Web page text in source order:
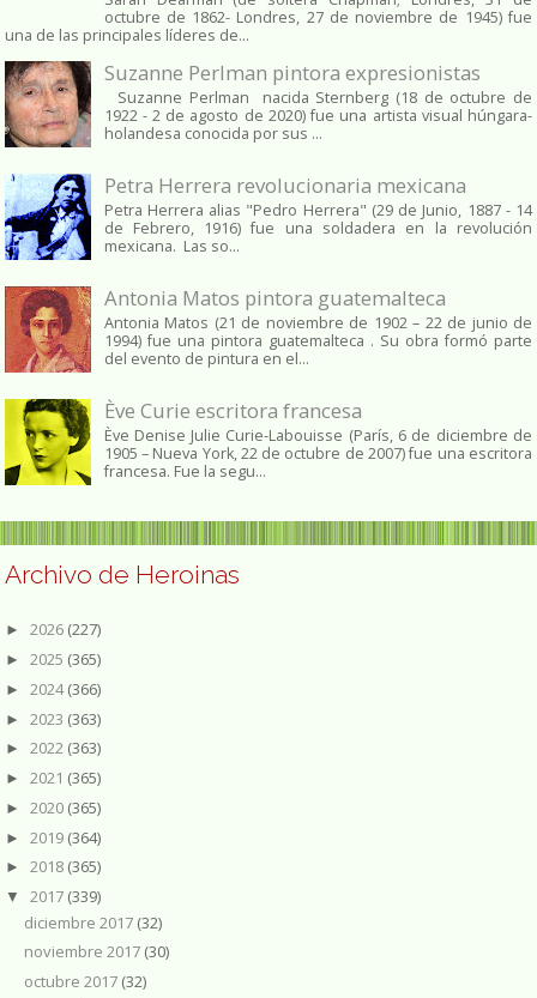
octubre de 1862​- Londres, 27 de noviembre de 1945)​ fue
una de las principales líderes de...
Suzanne Perlman pintora expresionistas
Suzanne Perlman nacida Sternberg (18 de octubre de
1922 - 2 de agosto de 2020) fue una artista visual húngara-
holandesa conocida por sus ...
Petra Herrera revolucionaria mexicana
Petra Herrera alias "Pedro Herrera" (29 de Junio, 1887 - 14
de Febrero, 1916) fue una soldadera en la revolución
mexicana. Las so...
Antonia Matos pintora guatemalteca
Antonia Matos (21 de noviembre de 1902 – 22 de junio de
1994) fue una pintora guatemalteca . Su obra formó parte
del evento de pintura en el...
Ève Curie escritora francesa
Ève Denise Julie Curie-Labouisse (París, 6 de diciembre de
1905 – Nueva York, 22 de octubre de 2007) fue una escritora
francesa. Fue la segu...
Archivo de Heroinas
► 2026 (227)
► 2025 (365)
► 2024(366)
► 2023 (363)
► 2022 (363)
► 2021 (365)
► 2020 (365)
► 2019 (364)
► 2018 (365)
▼ 2017 (339)
diciembre 2017 (32)
noviembre 2017 (30)
octubre 2017 (32)